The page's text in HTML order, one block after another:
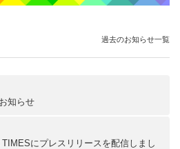
知らせ
TIMESにプレスリリースを配信しまし
過去のお知らせ一覧